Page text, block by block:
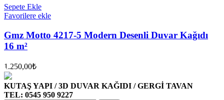
Sepete Ekle
Favorilere ekle
Gmz Motto 4217-5 Modern Desenli Duvar Kağıdı
16 m²
1.250,00₺
KUTAŞ YAPI / 3D DUVAR KAĞIDI / GERGİ TAVAN
TEL: 0545 950 9227